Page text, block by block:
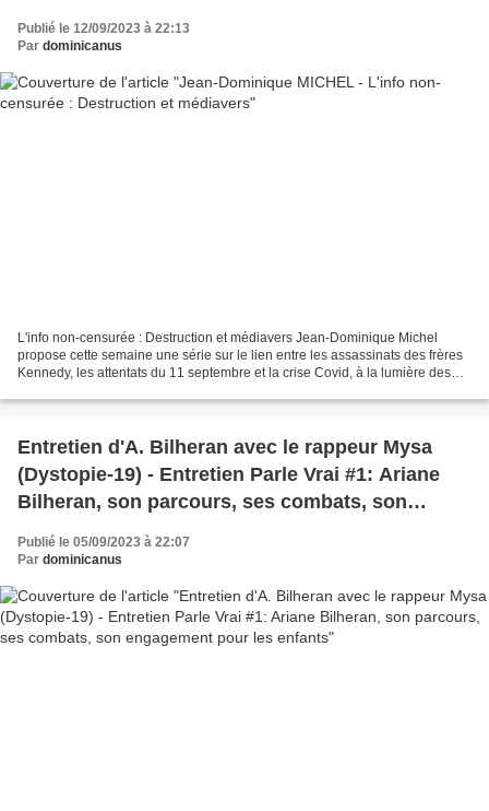
Publié le 12/09/2023 à 22:13
Par dominicanus
L'info non-censurée : Destruction et médiavers Jean-Dominique Michel
propose cette semaine une série sur le lien entre les assassinats des frères
Kennedy, les attentats du 11 septembre et la crise Covid, à la lumière des
Entretien d'A. Bilheran avec le rappeur Mysa
(Dystopie-19) - Entretien Parle Vrai #1: Ariane
Bilheran, son parcours, ses combats, son
engagement pour les enfants
Publié le 05/09/2023 à 22:07
Par dominicanus